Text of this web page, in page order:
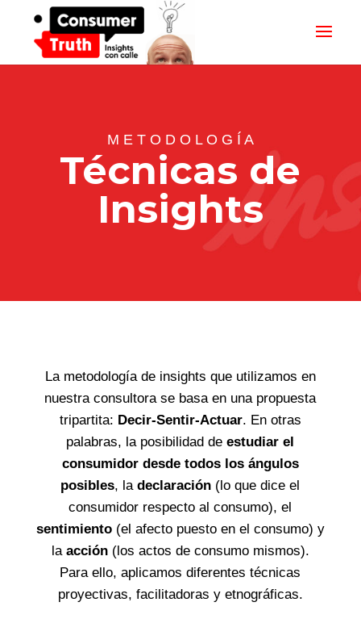
M E T O D O L O G Í A
Técnicas de
Insights
La metodología de insights que utilizamos en
nuestra consultora se basa en una propuesta
tripartita: Decir-Sentir-Actuar. En otras
palabras, la posibilidad deestudiar el
consumidor desde todos los ángulos
posibles, ladeclaración (lo que dice el
consumidor respecto al consumo), el
sentimiento(el afecto puesto en el consumo) y
la acción(los actos de consumo mismos).
Para ello, aplicamos diferentes técnicas
proyectivas, facilitadoras y etnográficas.